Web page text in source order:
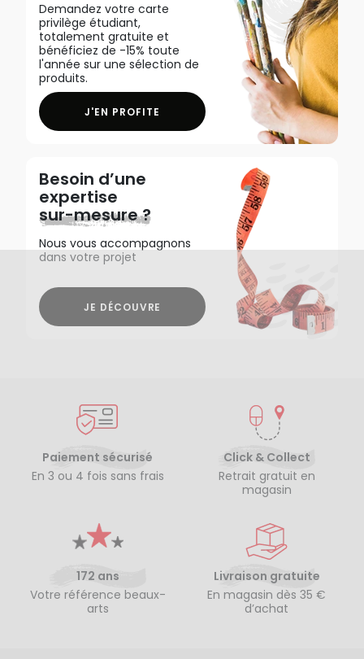
Demandez votre carte
privilège étudiant,
totalement gratuite et
bénéficiez de -15% toute
l'année sur une sélection de
produits.
J'EN PROFITE
Besoin d’une
expertise
sur-mesure ?
Nous vous accompagnons
dans votre projet
JE DÉCOUVRE
Paiement sécurisé
En 3 ou 4 fois sans frais
Click & Collect
Retrait gratuit en
magasin
172 ans
Votre référence beaux-
arts
Livraison gratuite
En magasin dès 35 €
d’achat